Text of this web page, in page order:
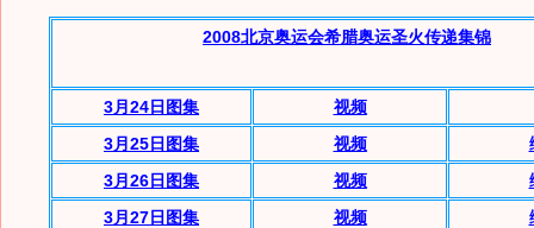
2008北京奥运会希腊奥运圣火传递集锦
3月24日图集
视频
3月 25日图集 视频
3月 26日图集 视频
3月 27日图集 视频